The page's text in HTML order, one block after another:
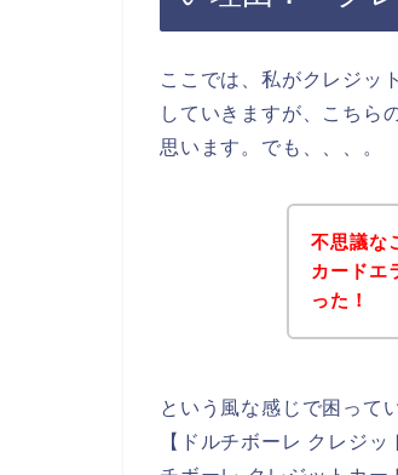
ここでは、私がクレジッ
していきますが、こちら
思います。でも、、、。
不思議な
カードエ
った！
という風な感じで困って
【ドルチボーレ クレジ